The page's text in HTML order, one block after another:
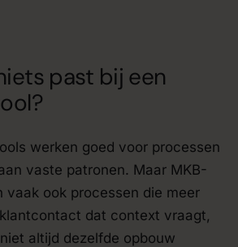
past bij een
werken goed voor processen
vaste patronen. Maar MKB-
vaak ook processen die meer
dat context vraagt,
altijd dezelfde opbouw